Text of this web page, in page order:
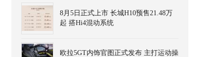
8月5日正式上市 长城H10预售21.48万
起 搭Hi4混动系统
欧拉5GT内饰官图正式发布 主打运动操